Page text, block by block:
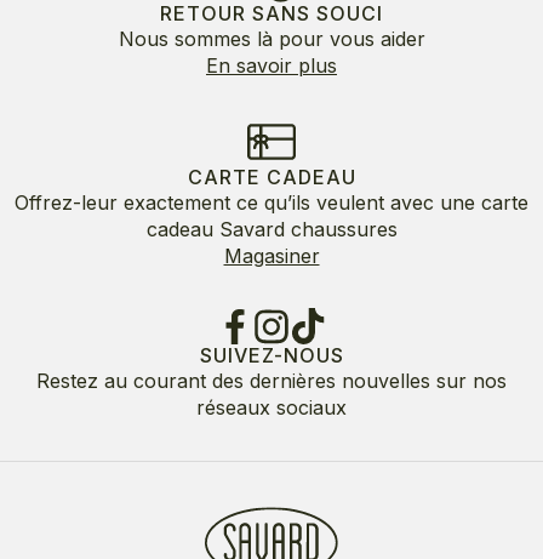
RETOUR SANS SOUCI
Nous sommes là pour vous aider
En savoir plus
CARTE CADEAU
Offrez-leur exactement ce qu’ils veulent avec une carte
cadeau Savard chaussures
Magasiner
SUIVEZ-NOUS
Restez au courant des dernières nouvelles sur nos
réseaux sociaux